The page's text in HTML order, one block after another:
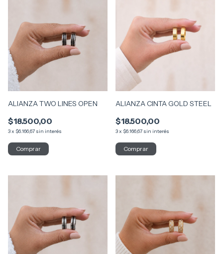
ALIANZA TWO LINES OPEN
$18.500,00
3x $6.166,67 sin interés
Comprar
ALIANZA CINTA GOLD STEEL
$18.500,00
3x $6.166,67 sin interés
Comprar